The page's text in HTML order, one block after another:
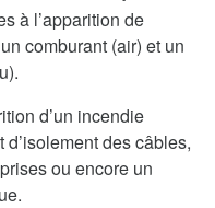
à l’apparition de
comburant (air) et un
d’un incendie
des câbles,
ou encore un